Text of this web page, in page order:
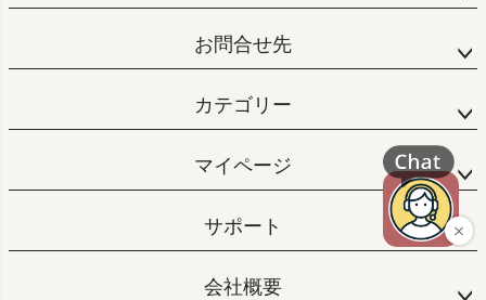
お問合せ先
カテゴリー
マイページ
サポート
会社概要